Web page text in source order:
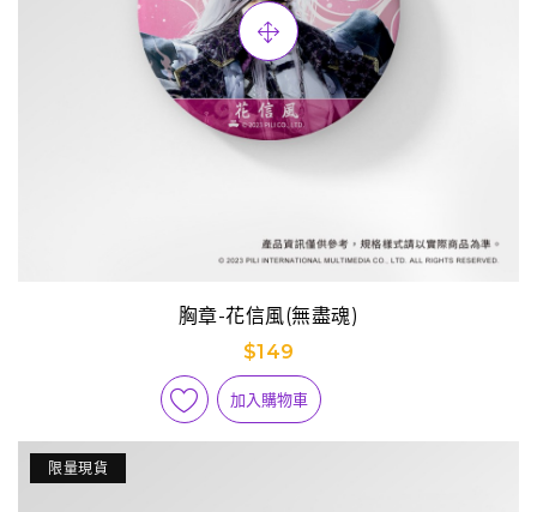
胸章-花信風(無盡魂)
$149
加入購物車
限量現貨